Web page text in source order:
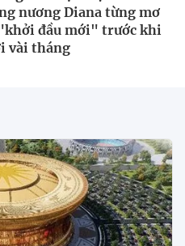
nương Diana từng mơ
đầu mới" trước khi
vài tháng